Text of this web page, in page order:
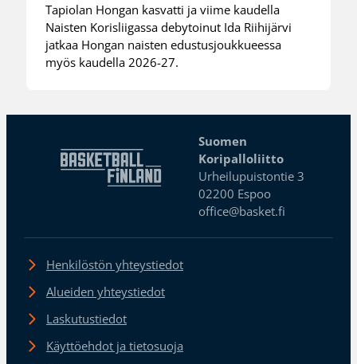
Tapiolan Hongan kasvatti ja viime kaudella
Naisten Korisliigassa debytoinut Ida Riihijärvi
jatkaa Hongan naisten edustusjoukkueessa
myös kaudella 2026-27.
Suomen
Koripalloliitto
Urheilupuistontie 3
02200 Espoo
office@basket.fi
Henkilöstön yhteystiedot
Alueiden yhteystiedot
Laskutustiedot
Käyttöehdot ja tietosuoja